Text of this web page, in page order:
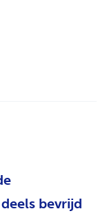
bevrijd